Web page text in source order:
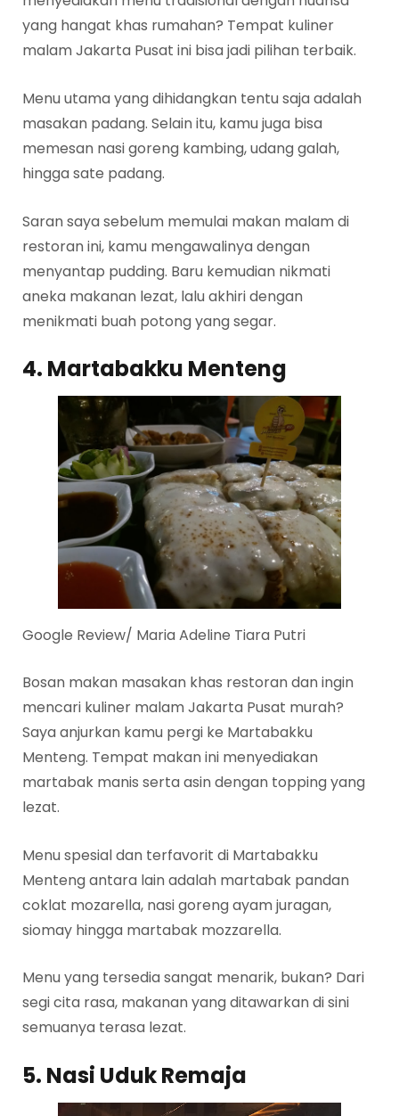
yang hangat khas rumahan? Tempat kuliner
malam Jakarta Pusat ini bisa jadi pilihan terbaik.
Menu utama yang dihidangkan tentu saja adalah
masakan padang. Selain itu, kamu juga bisa
memesan nasi goreng kambing, udang galah,
hingga sate padang.
Saran saya sebelum memulai makan malam di
restoran ini, kamu mengawalinya dengan
menyantap pudding. Baru kemudian nikmati
aneka makanan lezat, lalu akhiri dengan
menikmati buah potong yang segar.
4. Martabakku Menteng
Google Review/ Maria Adeline Tiara Putri
Bosan makan masakan khas restoran dan ingin
mencari kuliner malam Jakarta Pusat murah?
Saya anjurkan kamu pergi ke Martabakku
Menteng. Tempat makan ini menyediakan
martabak manis serta asin dengan topping yang
lezat.
Menu spesial dan terfavorit di Martabakku
Menteng antara lain adalah martabak pandan
coklat mozarella, nasi goreng ayam juragan,
siomay hingga martabak mozzarella.
Menu yang tersedia sangat menarik, bukan? Dari
segi cita rasa, makanan yang ditawarkan di sini
semuanya terasa lezat.
5. Nasi Uduk Remaja